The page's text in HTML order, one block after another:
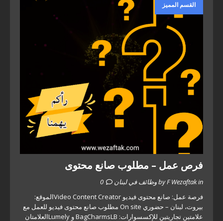
القسم المميز
فرص عمل – مطلوب صانع محتوى
by F Wezaftak in وظائف في لبنان
0
فرصة عمل: صانع محتوى فيديو Video Content Creatorالموقع:
بيروت، لبنان – حضوري On site مطلوب صانع محتوى فيديو للعمل مع
علامتين تجاريتين للإكسسوارات: BagCharmsLB و Lumelyالعلامتان